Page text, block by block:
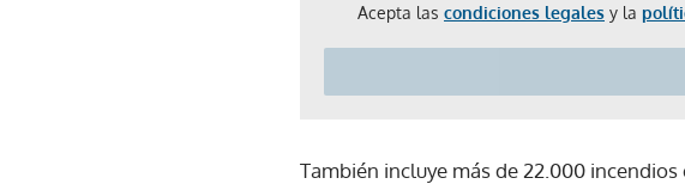
Acepta las condiciones legales y la
También incluye más de 22.000